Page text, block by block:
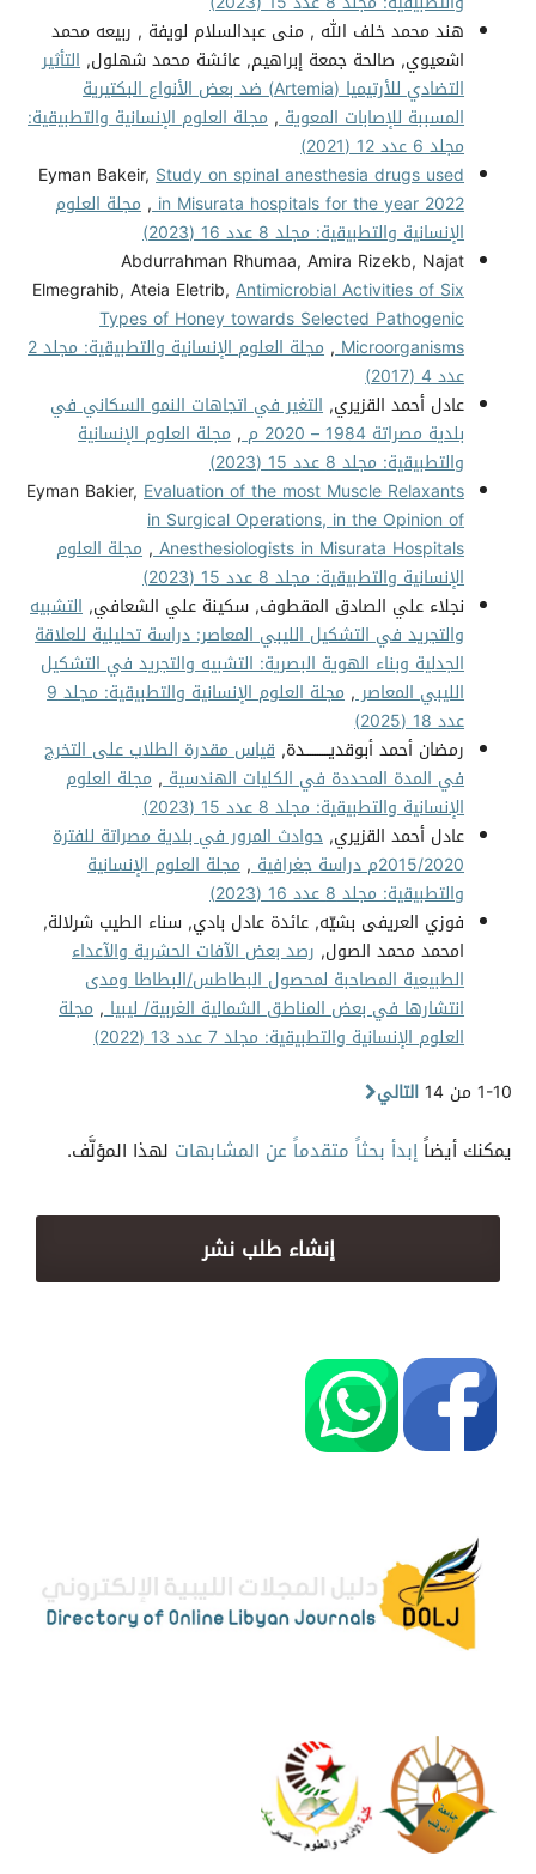
هند محمد خلف الله , منى عبدالسلام لويفة , ربيعه محمد
اشعيوي, صالحة جمعة إبراهيم, عائشة محمد شهلول, التأثير
التضادي للأرتيميا (Artemia) ضد بعض الأنواع البكتيرية
المسببة للإصابات المعوية, مجلة العلوم الإنسانية والتطبيقية:
مجلد 6 عدد 12 (2021)
Eyman Bakeir,Study on spinal anesthesia drugs used
in Misurata hospitals for the year 2022
, مجلة العلوم
الإنسانية والتطبيقية: مجلد 8 عدد 16 (2023)
Abdurrahman Rhumaa, Amira Rizekb, Najat
Elmegrahib, Ateia Eletrib,Antimicrobial Activities of Six
Types of Honey towards Selected Pathogenic
Microorganisms
,
مجلة العلوم الإنسانية والتطبيقية: مجلد 2
عدد 4 (2017)
عادل أحمد القزيري, التغير في اتجاهات النمو السكاني في
بلدية مصراتة 1984 – 2020 م
, مجلة العلوم الإنسانية
والتطبيقية: مجلد 8 عدد 15 (2023)
Eyman Bakier,Evaluation of the most Muscle Relaxants
in Surgical Operations, in the Opinion of
Anesthesiologists in Misurata Hospitals
, مجلة العلوم
الإنسانية والتطبيقية: مجلد 8 عدد 15 (2023)
نجلاء علي الصادق المقطوف, سكينة علي الشعافي, التشبيه
والتجريد في التشكيل الليبي المعاصر: دراسة تحليلية للعلاقة
الجدلية وبناء الهوية البصرية: التشبيه والتجريد في التشكيل
الليبي المعاصر,
مجلة العلوم الإنسانية والتطبيقية: مجلد 9
عدد 18 (2025)
رمضان أحمد أبوقديــــــــــدة, قياس مقدرة الطلاب على التخرج
في المدة المحددة في الكليات الهندسية, مجلة العلوم
الإنسانية والتطبيقية: مجلد 8 عدد 15 (2023)
عادل أحمد القزيري, حوادث المرور في بلدية مصراتة للفترة
2015/2020م دراسة جغرافية
, مجلة العلوم الإنسانية
والتطبيقية: مجلد 8 عدد 16 (2023)
فوزي العريفى بشيّه, عائدة عادل بادي, سناء الطيب شرلالة,
امحمد محمد الصول, رصد بعض الآفات الحشرية والآعداء
الطبيعية المصاحبة لمحصول البطاطس/البطاطا ومدى
انتشارها في بعض المناطق الشمالية الغربية/ ليبيا, مجلة
العلوم الإنسانية والتطبيقية: مجلد 7 عدد 13 (2022)
1-10 من 14
التالي
يمكنك أيضاًإبدأ بحثاً متقدماً عن المشابهات لهذا المؤلَّف.
إنشاء طلب نشر